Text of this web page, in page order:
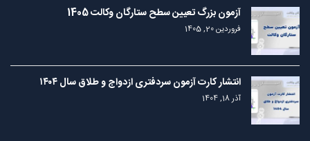
آزمون بزرگ تعیین سطح ستارگان وکالت 1405
فروردین 20, 1405
انتشار کارت آزمون سردفتری ازدواج و طلاق سال ۱۴۰۴
آذر 18, 1404